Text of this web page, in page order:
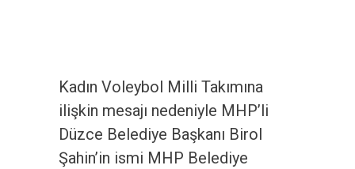
Kadın Voleybol Milli Takımına
ilişkin mesajı nedeniyle MHP’li
Düzce Belediye Başkanı Birol
Şahin’in ismi MHP Belediye